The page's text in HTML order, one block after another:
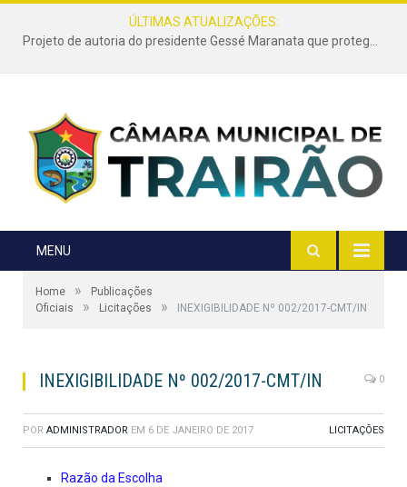
ÚLTIMAS ATUALIZAÇÕES:
Projeto de autoria do presidente Gessé Maranata que protege as estradas vicinais de Trairão é transformado em lei
MENU
Home »
Publicações
Oficiais
» Licitações » INEXIGIBILIDADE Nº 002/2017-CMT/IN
INEXIGIBILIDADE Nº 002/2017-CMT/IN 0
POR ADMINISTRADOR EM 6 DE JANEIRO DE 2017 LICITAÇÕES
Razão da Escolha